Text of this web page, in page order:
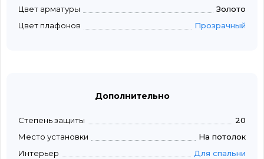
Цвет арматуры
Золото
Цвет плафонов
Прозрачный
Дополнительно
Степень защиты
20
Место установки
На потолок
Интерьер
Для спальни